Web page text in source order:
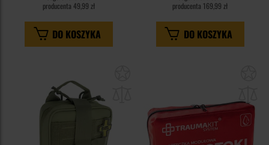
producenta 49,99 zł
DO KOSZYKA
producenta 169,99 zł
DO KOSZYKA